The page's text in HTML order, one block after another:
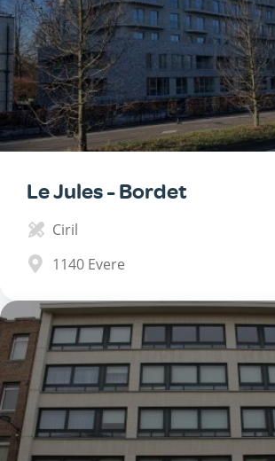
Le Jules - Bordet
Ciril
1140 Evere